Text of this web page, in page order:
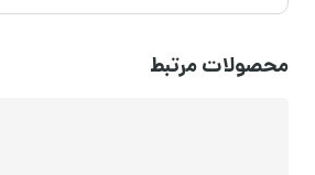
محصولات مرتبط